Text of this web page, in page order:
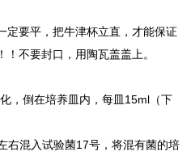
定要平，把牛津杯立直，才能保证
不要封口，用陶瓦盖盖上。
，倒在培养皿内，每皿15ml（下
右混入试验菌17号，将混有菌的培